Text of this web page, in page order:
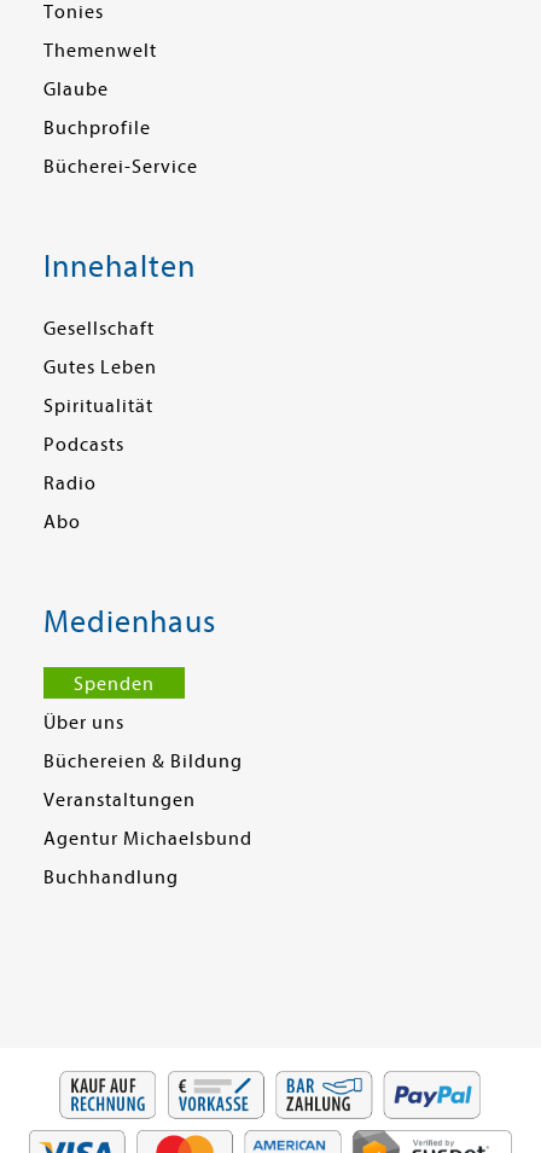
Tonies
Themenwelt
Glaube
Buchprofile
Bücherei-Service
Innehalten
Gesellschaft
Gutes Leben
Spiritualität
Podcasts
Radio
Abo
Medienhaus
Spenden
Über uns
Büchereien & Bildung
Veranstaltungen
Agentur Michaelsbund
Buchhandlung